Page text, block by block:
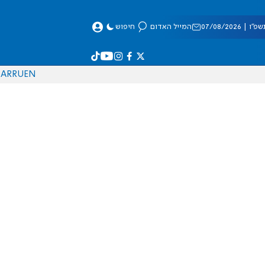
08/2026 המייל האדום חיפוש
EN
RU
AR